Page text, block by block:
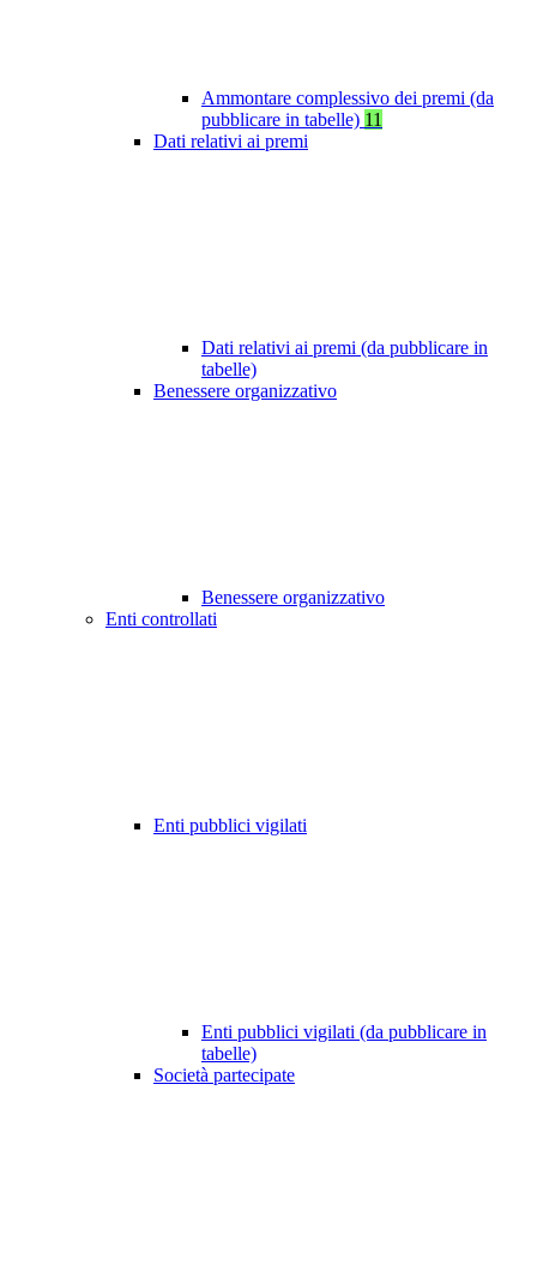
Ammontare complessivo dei premi (da
pubblicare in tabelle) 11
Dati relativi ai premi
Dati relativi ai premi (da pubblicare in
tabelle)
Benessere organizzativo
Benessere organizzativo
Enti controllati
Enti pubblici vigilati
Enti pubblici vigilati (da pubblicare in
tabelle)
Società partecipate